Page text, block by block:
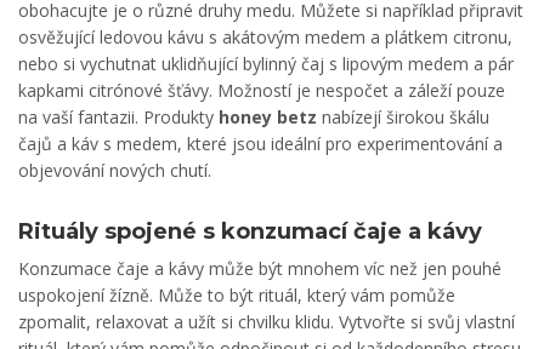
obohacujte je o různé druhy medu. Můžete si například připravit
osvěžující ledovou kávu s akátovým medem a plátkem citronu,
nebo si vychutnat uklidňující bylinný čaj s lipovým medem a pár
kapkami citrónové šťávy. Možností je nespočet a záleží pouze
na vaší fantazii. Produkty honey betz nabízejí širokou škálu
čajů a káv s medem, které jsou ideální pro experimentování a
objevování nových chutí.
Rituály spojené s konzumací čaje a kávy
Konzumace čaje a kávy může být mnohem víc než jen pouhé
uspokojení žízně. Může to být rituál, který vám pomůže
zpomalit, relaxovat a užít si chvilku klidu. Vytvořte si svůj vlastní